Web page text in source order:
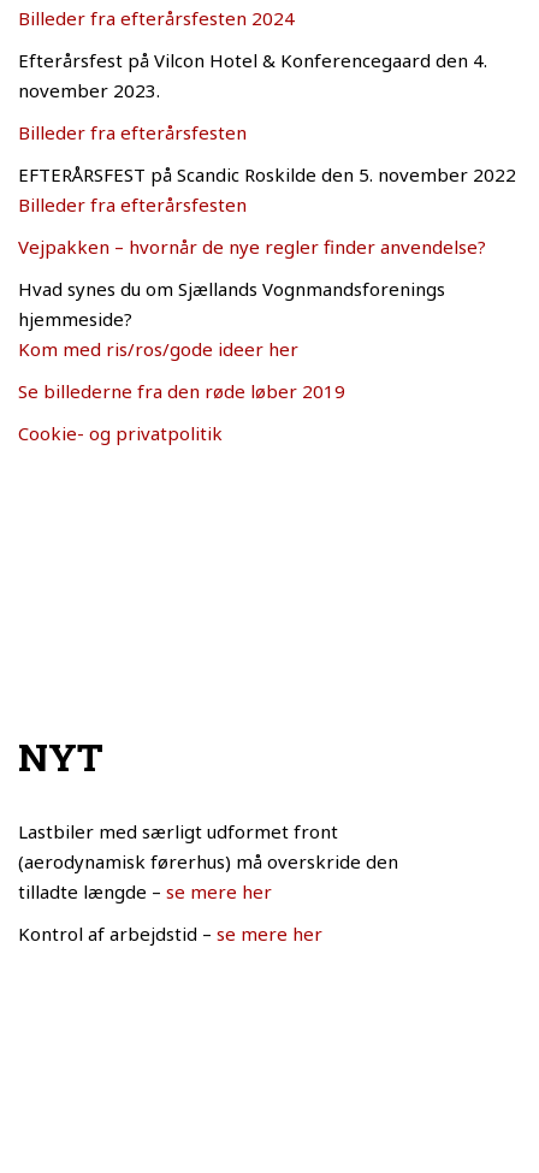
Billeder fra efterårsfesten 2024
Efterårsfest på Vilcon Hotel & Konferencegaard den 4.
november 2023.
Billeder fra efterårsfesten
EFTERÅRSFEST på Scandic Roskilde den 5. november 2022
Billeder fra efterårsfesten
Vejpakken – hvornår de nye regler finder anvendelse?
Hvad synes du om Sjællands Vognmandsforenings
hjemmeside?
Kom med ris/ros/gode ideer her
Se billederne fra den røde løber 2019
Cookie- og privatpolitik
NYT
Lastbiler med særligt udformet front
(aerodynamisk førerhus) må overskride den
tilladte længde – se mere her
Kontrol af arbejdstid – se mere her